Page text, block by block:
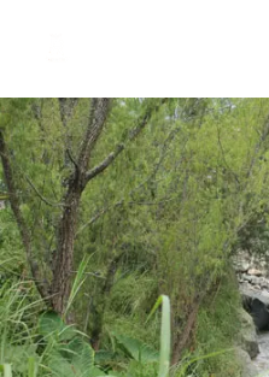
Inicio Real FM
Streaming
En Vivo
Descarga La
Programas
Noticias